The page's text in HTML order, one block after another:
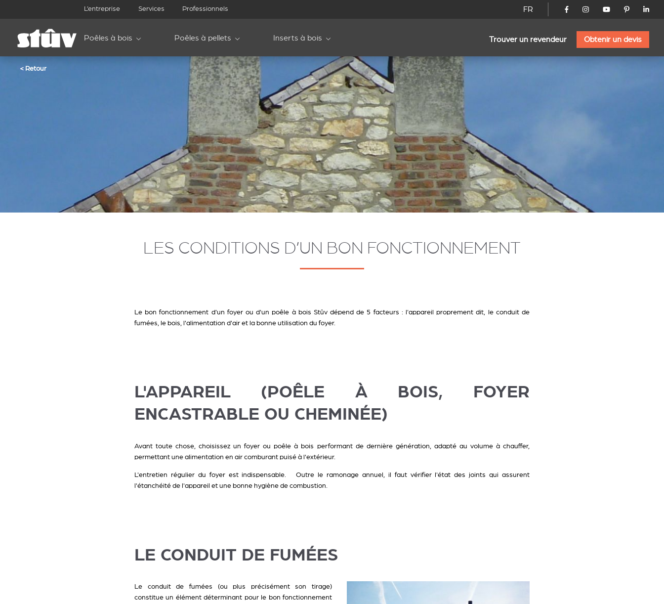
L’entreprise Services Professionnels FR
Poêles à bois Poêles à pellets Inserts à bois Trouver un revendeur Obtenir un devis
< Retour
LES CONDITIONS D’UN BON FONCTIONNEMENT
Le bon fonctionnement d'un foyer ou d'un poêle à bois Stûv dépend de 5 facteurs : l'appareil proprement dit, le conduit de
fumées, le bois, l'alimentation d'air et la bonne utilisation du foyer.
L'APPAREIL (POÊLE À BOIS, FOYER
ENCASTRABLE OU CHEMINÉE)
Avant toute chose, choisissez un foyer ou poêle à bois performant de dernière génération, adapté au volume à chauffer,
permettant une alimentation en air comburant puisé à l'extérieur.
L'entretien régulier du foyer est indispensable. Outre le ramonage annuel, il faut vérifier l'état des joints qui assurent
l'étanchéité de l'appareil et une bonne hygiène de combustion.
LE CONDUIT DE FUMÉES
Le conduit de fumées (ou plus précisément son tirage)
constitue un élément déterminant pour le bon fonctionnement